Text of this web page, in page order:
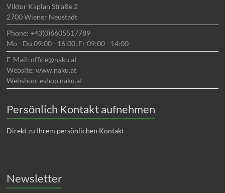
Viktor Kaplan Straße 2
2700 Wiener Neustadt
Phone: +43(0)6605517789
Mo - Do 09:00 - 16:00, Fr 09:00 - 14:00
E-Mail: office@naku.at
Website: www.naku.at
Webshop: eshop.naku.at
Persönlich Kontakt aufnehmen
Direkt zu Ihrem persönlichen Kontakt
Newsletter